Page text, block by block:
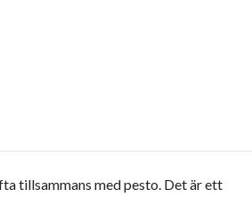
tillsammans med pesto. Det är ett